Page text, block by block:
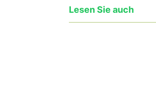
Lesen Sie auch